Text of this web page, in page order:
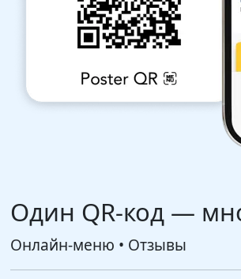
Один QR-код —
Онлайн-меню • Отзывы